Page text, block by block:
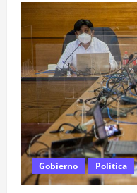
Caso
Convenios:
el
mapa
por
región
de
las
fundaciones
investigadas
por
la
Fiscalía
Gobierno Política